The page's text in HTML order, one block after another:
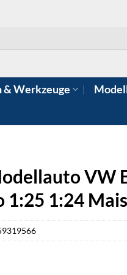
& Werkzeuge
VW
1:25 1:24